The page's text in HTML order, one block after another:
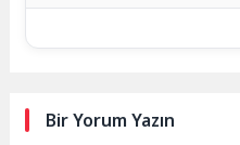
Bir Yorum Yazın